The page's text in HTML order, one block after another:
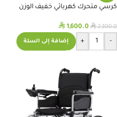
كرسي متحرك كهربائي خفيف الوزن
⃁2,300.0
⃁ 1,600.0
-
+ إضافة إلى السلة